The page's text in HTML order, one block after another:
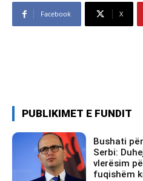
Facebook X
PUBLIKIMET E FUNDIT
Bushati
Serbi:
vlerësim
fuqishëm